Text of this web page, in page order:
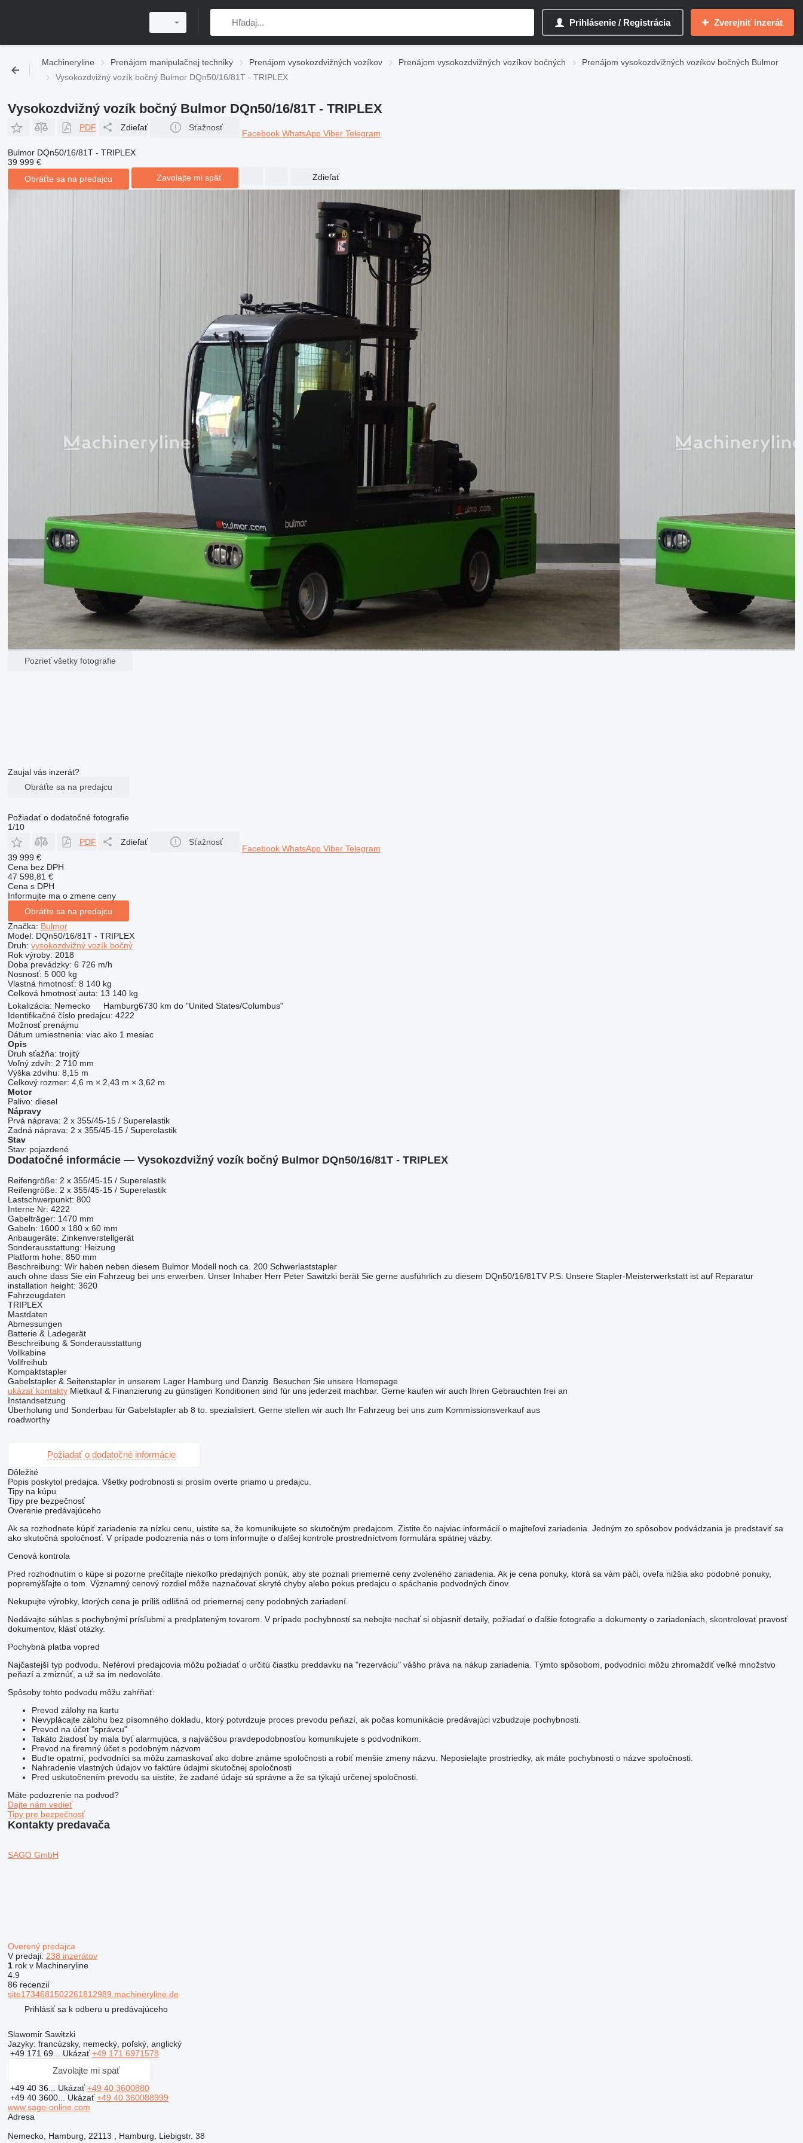
Prihlásenie / Registrácia Zverejniť inzerát
Machineryline Prenájom manipulačnej techniky Prenájom vysokozdvižných vozíkov Prenájom vysokozdvižných vozíkov bočných
Prenájom vysokozdvižných vozíkov bočných Bulmor
Vysokozdvižný vozík bočný Bulmor DQn50/16/81T - TRIPLEX
Vysokozdvižný vozík bočný Bulmor DQn50/16/81T - TRIPLEX
PDF Zdieľať Sťažnosť
Facebook WhatsApp Viber Telegram
Bulmor DQn50/16/81T - TRIPLEX
39 999 €
Obráťte sa na predajcu
Zavolajte mi späť Zdieľať
Pozrieť všetky fotografie
Zaujal vás inzerát?
Obráťte sa na predajcu
Požiadať o dodatočné fotografie
1/10
PDF
Zdieľať Sťažnosť
Facebook WhatsApp Viber Telegram
39 999 €
Cena bez DPH
47 598,81 €
Cena s DPH
Informujte ma o zmene ceny
Obráťte sa na predajcu
Značka: Bulmor
Model: DQn50/16/81T - TRIPLEX
Druh: vysokozdvižný vozík bočný
Rok výroby: 2018
Doba prevádzky: 6 726 m/h
Nosnosť: 5 000 kg
Vlastná hmotnosť: 8 140 kg
Celková hmotnosť auta: 13 140 kg
Lokalizácia: Nemecko Hamburg6730 km do "United States/Columbus"
Identifikačné číslo predajcu: 4222
Možnosť prenájmu
Dátum umiestnenia: viac ako 1 mesiac
Opis
Druh sťažňa: trojitý
Voľný zdvih: 2 710 mm
Výška zdvihu: 8,15 m
Celkový rozmer: 4,6 m × 2,43 m × 3,62 m
Motor
Palivo: diesel
Nápravy
Prvá náprava: 2 x 355/45-15 / Superelastik
Zadná náprava: 2 x 355/45-15 / Superelastik
Stav
Stav: pojazdené
Dodatočné informácie — Vysokozdvižný vozík bočný Bulmor DQn50/16/81T - TRIPLEX
Reifengröße: 2 x 355/45-15 / Superelastik
Reifengröße: 2 x 355/45-15 / Superelastik
Lastschwerpunkt: 800
Interne Nr: 4222
Gabelträger: 1470 mm
Gabeln: 1600 x 180 x 60 mm
Anbaugeräte: Zinkenverstellgerät
Sonderausstattung: Heizung
Platform hohe: 850 mm
Beschreibung: Wir haben neben diesem Bulmor Modell noch ca. 200 Schwerlaststapler
auch ohne dass Sie ein Fahrzeug bei uns erwerben. Unser Inhaber Herr Peter Sawitzki berät Sie gerne ausführlich zu diesem DQn50/16/81TV P.S: Unsere Stapler-Meisterwerkstatt ist auf Reparatur
installation height: 3620
Fahrzeugdaten
TRIPLEX
Mastdaten
Abmessungen
Batterie & Ladegerät
Beschreibung & Sonderausstattung
Vollkabine
Vollfreihub
Kompaktstapler
Gabelstapler & Seitenstapler in unserem Lager Hamburg und Danzig. Besuchen Sie unsere Homepage
ukázať kontaktyMietkauf & Finanzierung zu günstigen Konditionen sind für uns jederzeit machbar. Gerne kaufen wir auch Ihren Gebrauchten frei an
Instandsetzung
Überholung und Sonderbau für Gabelstapler ab 8 to. spezialisiert. Gerne stellen wir auch Ihr Fahrzeug bei uns zum Kommissionsverkauf aus
roadworthy
Požiadať o dodatočné informácie
Dôležité
Popis poskytol predajca. Všetky podrobnosti si prosím overte priamo u predajcu.
Tipy na kúpu
Tipy pre bezpečnosť
Overenie predávajúceho
Ak sa rozhodnete kúpiť zariadenie za nízku cenu, uistite sa, že komunikujete so skutočným predajcom. Zistite čo najviac informácií o majiteľovi zariadenia. Jedným zo spôsobov podvádzania je predstaviť sa
ako skutočná spoločnosť. V prípade podozrenia nás o tom informujte o ďalšej kontrole prostredníctvom formulára spätnej väzby.
Cenová kontrola
Pred rozhodnutím o kúpe si pozorne prečítajte niekoľko predajných ponúk, aby ste poznali priemerné ceny zvoleného zariadenia. Ak je cena ponuky, ktorá sa vám páči, oveľa nižšia ako podobné ponuky,
popremýšľajte o tom. Významný cenový rozdiel môže naznačovať skryté chyby alebo pokus predajcu o spáchanie podvodných činov.
Nekupujte výrobky, ktorých cena je príliš odlišná od priemernej ceny podobných zariadení.
Nedávajte súhlas s pochybnými prísľubmi a predplateným tovarom. V prípade pochybností sa nebojte nechať si objasniť detaily, požiadať o ďalšie fotografie a dokumenty o zariadeniach, skontrolovať pravosť
dokumentov, klásť otázky.
Pochybná platba vopred
Najčastejší typ podvodu. Neféroví predajcovia môžu požiadať o určitú čiastku preddavku na "rezerváciu" vášho práva na nákup zariadenia. Týmto spôsobom, podvodníci môžu zhromaždiť veľké množstvo
peňazí a zmiznúť, a už sa im nedovoláte.
Spôsoby tohto podvodu môžu zahŕňať:
Prevod zálohy na kartu
Nevyplácajte zálohu bez písomného dokladu, ktorý potvrdzuje proces prevodu peňazí, ak počas komunikácie predávajúci vzbudzuje pochybnosti.
Prevod na účet "správcu"
Takáto žiadosť by mala byť alarmujúca, s najväčšou pravdepodobnosťou komunikujete s podvodníkom.
Prevod na firemný účet s podobným názvom
Buďte opatrní, podvodníci sa môžu zamaskovať ako dobre známe spoločnosti a robiť menšie zmeny názvu. Neposielajte prostriedky, ak máte pochybnosti o názve spoločnosti.
Nahradenie vlastných údajov vo faktúre údajmi skutočnej spoločnosti
Pred uskutočnením prevodu sa uistite, že zadané údaje sú správne a že sa týkajú určenej spoločnosti.
Máte podozrenie na podvod?
Dajte nám vedieť
Tipy pre bezpečnosť
Kontakty predavača
SAGO GmbH
Overený predajca
V predaji: 238 inzerátov
1rok v Machineryline
4.9
86 recenzií
site1734681502261812989.machineryline.de
Prihlásiť sa k odberu u predávajúceho
Slawomir Sawitzki
Jazyky: francúzsky, nemecký, poľský, anglický
+49 171 69... Ukázať+49 171 6971578
Zavolajte mi späť
+49 40 36... Ukázať+49 40 3600880
+49 40 3600... Ukázať+49 40 360088999
www.sago-online.com
Adresa
Nemecko, Hamburg, 22113 , Hamburg, Liebigstr. 38